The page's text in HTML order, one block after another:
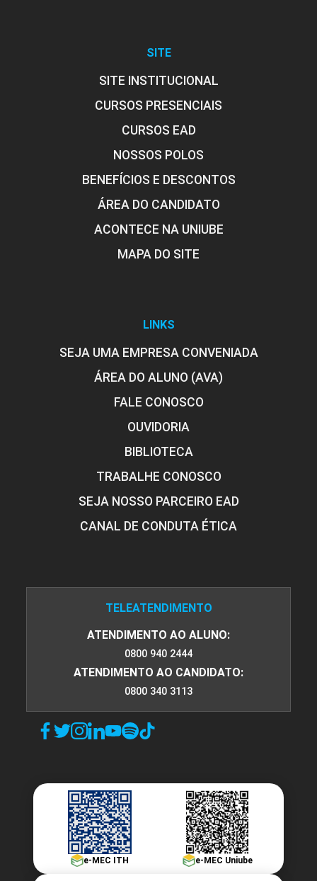
PROTEÇÃO DO COMPLEXO DENTINO
PULPAR E SUAS REAÇÕES
TERAPÊUTICA MEDICAMENTOSA
SITE
SITE INSTITUCIONAL
CURSOS PRESENCIAIS
CURSOS EAD
NOSSOS POLOS
BENEFÍCIOS E DESCONTOS
ÁREA DO CANDIDATO
ACONTECE NA UNIUBE
MAPA DO SITE
LINKS
SEJA UMA EMPRESA CONVENIADA
ÁREA DO ALUNO (AVA)
FALE CONOSCO
OUVIDORIA
BIBLIOTECA
TRABALHE CONOSCO
SEJA NOSSO PARCEIRO EAD
CANAL DE CONDUTA ÉTICA
TELEATENDIMENTO
ATENDIMENTO AO ALUNO:
0800 940 2444
ATENDIMENTO AO CANDIDATO:
0800 340 3113
e-MEC ITH e-MEC Uniube